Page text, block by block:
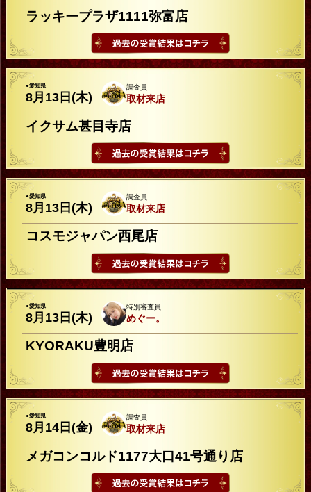
ラッキープラザ1111弥富店
●愛知県
8月13日(木)
調査員
取材来店
イクサム甚目寺店
●愛知県
8月13日(木)
調査員
取材来店
コスモジャパン西尾店
●愛知県
8月13日(木)
特別審査員
めぐー。
KYORAKU豊明店
●愛知県
8月14日(金)
調査員
取材来店
メガコンコルド1177大口41号通り店